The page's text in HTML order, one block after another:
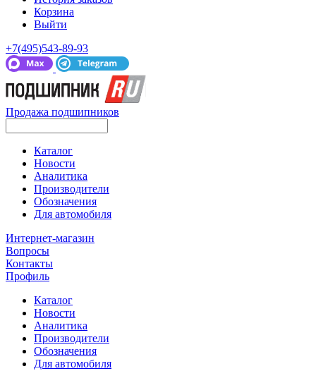
Корзина
Выйти
+7(495)543-89-93
Продажа подшипников
Каталог
Новости
Аналитика
Производители
Обозначения
Для автомобиля
Интернет-магазин
Вопросы
Контакты
Профиль
Каталог
Новости
Аналитика
Производители
Обозначения
Для автомобиля